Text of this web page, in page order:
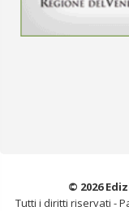
© 2026
Tutti i diritti riservati -